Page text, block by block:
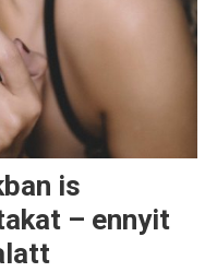
is
– ennyit